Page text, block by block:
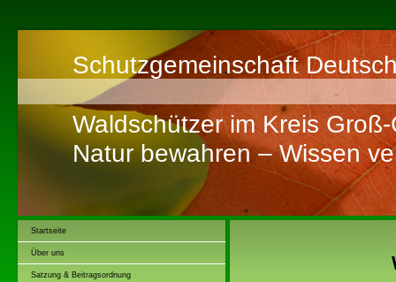
Schutzgemeinschaft
Waldschützer im Kreis
Natur bewahren – Wissen
Startseite
Über uns
Satzung & Beitragsordnung